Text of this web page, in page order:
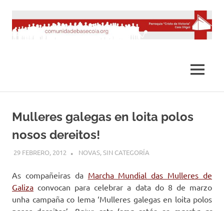
contenido
MENÚ
Mulleres galegas en loita polos
nosos dereitos!
29 FEBRERO, 2012 DESARROLLO
NOVAS,SIN CATEGORÍA
As compañeiras da Marcha Mundial das Mulleres de
Galiza convocan para celebrar a data do 8 de marzo
unha campaña co lema ‘Mulleres galegas en loita polos